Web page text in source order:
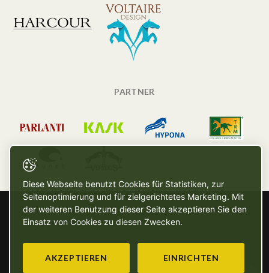
PARTNER
Copyright © SG - 2026 - Alle Rechte vorbehalten
Diese Webseite benutzt Cookies für Statistiken, zur
Seitenoptimierung und für zielgerichtetes Marketing. Mit
der weiteren Benutzung dieser Seite akzeptieren Sie den
Einsatz von Cookies zu diesen Zwecken.
AKZEPTIEREN EINRICHTEN